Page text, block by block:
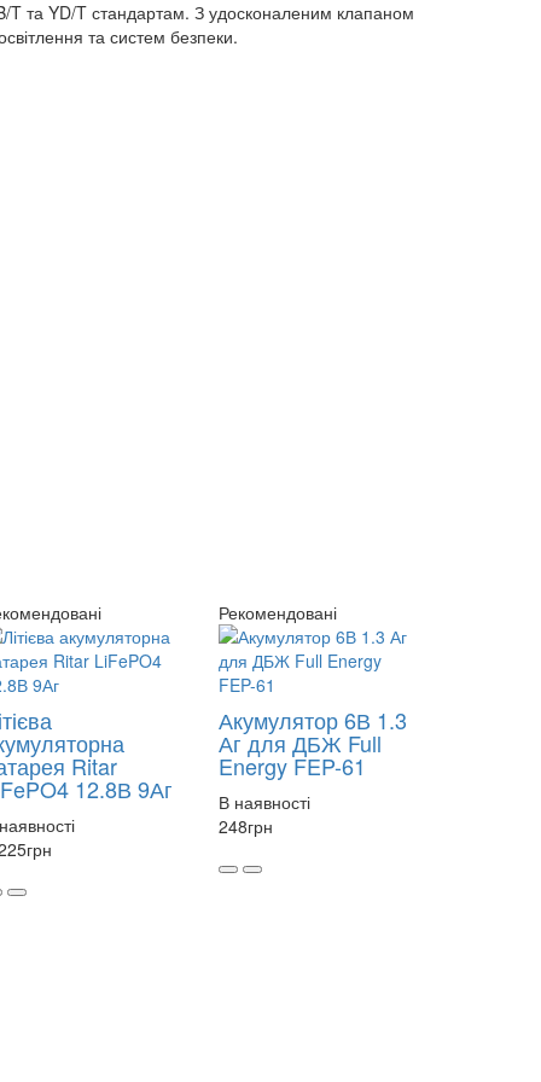
T та YD/T стандартам. З удосконаленим клапаном
та систем безпеки.
Ritar
12.8В 9Аг
грн
Рекомендовані
Акумулятор 6В 1.3
Аг для ДБЖ Full
Energy FEP-61
В наявності
248грн